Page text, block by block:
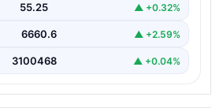
55.25 ▲ +0.32%
6660.6 ▲ +2.59%
3100468 ▲ +0.04%